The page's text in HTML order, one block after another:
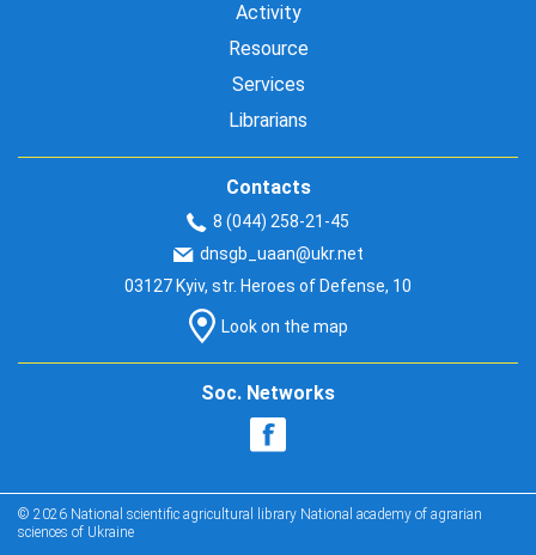
Activity
Resource
Services
Librarians
Contacts
8 (044) 258-21-45
dnsgb_uaan@ukr.net
03127 Kyiv, str. Heroes of Defense, 10
Look on the map
Soc. Networks
© 2026 National scientific agricultural library National academy of agrarian
sciences of Ukraine